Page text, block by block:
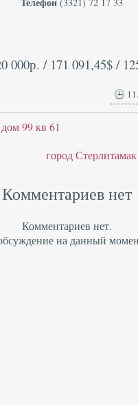
000р. / 171 091,45$ /
99 кв 61
город
Комментариев нет
Комментариев нет.
на данный